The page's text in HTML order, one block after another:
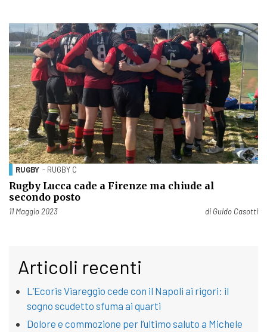
RUGBY - RUGBY C
Rugby Lucca cade a Firenze ma chiude al
secondo posto
Pubblicato il
11 Maggio 2023 di Guido Casotti
Articoli recenti
L’Ecoris Viareggio cede con il Napoli ai rigori: il
sogno scudetto sfuma ai quarti
Dolore e commozione per l’ultimo saluto a Michele